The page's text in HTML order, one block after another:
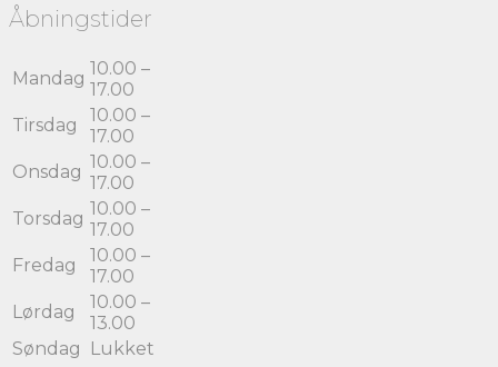
Åbningstider
Mandag 10.00 –
17.00
Tirsdag
10.00 –
17.00
Onsdag 10.00 –
17.00
Torsdag 10.00 –
17.00
Fredag
10.00 –
17.00
Lørdag
10.00 –
13.00
Søndag
Lukket